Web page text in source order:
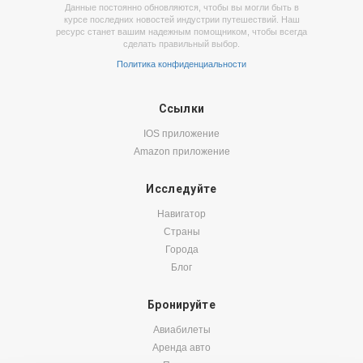
Данные постоянно обновляются, чтобы вы могли быть в
курсе последних новостей индустрии путешествий. Наш
ресурс станет вашим надежным помощником, чтобы всегда
сделать правильный выбор.
Политика конфиденциальности
Ссылки
IOS приложение
Amazon приложение
Исследуйте
Навигатор
Страны
Города
Блог
Бронируйте
Авиабилеты
Аренда авто